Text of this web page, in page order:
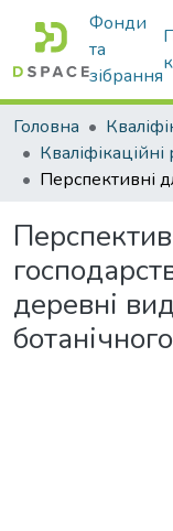
Фонди
та
зібрання
Головна
деревні